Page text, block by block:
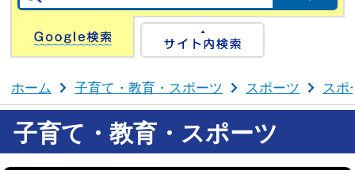
Google検索
ホーム 子育て・教育・スポーツ スポーツ スポ
子育て・教育・スポーツ